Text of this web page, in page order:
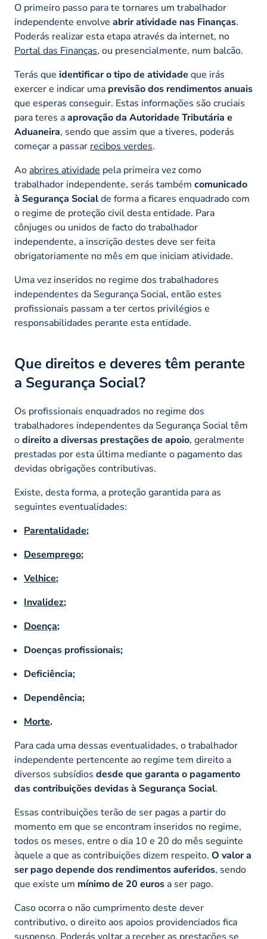
O primeiro passo para te tornares um trabalhador
independente envolve abrir atividade nas Finanças.
Poderás realizar esta etapa através da internet, no
Portal das Finanças, ou presencialmente, num balcão.
Terás que identificar o tipo de atividade que irás
exercer e indicar uma previsão dos rendimentos anuais
que esperas conseguir. Estas informações são cruciais
para teres aaprovação da Autoridade Tributária e
Aduaneira, sendo que assim que a tiveres, poderás
começar a passar recibos verdes.
Ao abrires atividade pela primeira vez como
trabalhador independente, serás também comunicado
à Segurança Socialde forma a ficares enquadrado com
o regime de proteção civil desta entidade. Para
cônjuges ou unidos de facto do trabalhador
independente, a inscrição destes deve ser feita
obrigatoriamente no mês em que iniciam atividade.
Uma vez inseridos no regime dos trabalhadores
independentes da Segurança Social, então estes
profissionais passam a ter certos privilégios e
responsabilidades perante esta entidade.
Que direitos e deveres têm perante
a Segurança Social?
Os profissionais enquadrados no regime dos
trabalhadores independentes da Segurança Social têm
odireito a diversas prestações de apoio, geralmente
prestadas por esta última mediante o pagamento das
devidas obrigações contributivas.
Existe, desta forma, a proteção garantida para as
seguintes eventualidades:
Parentalidade;
Desemprego;
Velhice;
Invalidez;
Doença;
Doenças profissionais;
Deficiência;
Dependência;
Morte.
Para cada uma dessas eventualidades, o trabalhador
independente pertencente ao regime tem direito a
diversos subsídios desde que garanta o pagamento
das contribuições devidas à Segurança Social.
Essas contribuições terão de ser pagas a partir do
momento em que se encontram inseridos no regime,
todos os meses, entre o dia 10 e 20 do mês seguinte
àquele a que as contribuições dizem respeito. O valor a
ser pago depende dos rendimentos auferidos, sendo
que existe um mínimo de 20 euros a ser pago.
Caso ocorra o não cumprimento deste dever
contributivo, o direito aos apoios providenciados fica